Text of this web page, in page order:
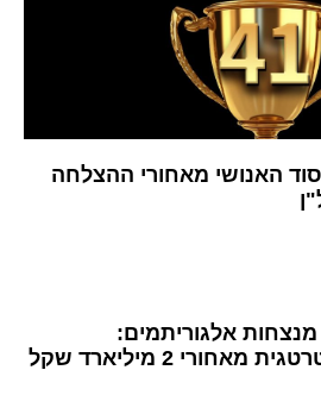
האנושי מאחורי ההצלחה
אלגוריתמים:
הארכיטקטורה האסטרטגית מאחורי 2 מיליארד שקל